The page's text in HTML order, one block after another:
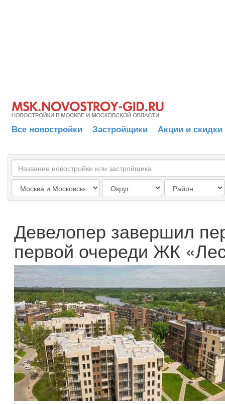
Все новостройки Застройщики Акции и скидки
Девелопер завершил
первой очереди ЖК